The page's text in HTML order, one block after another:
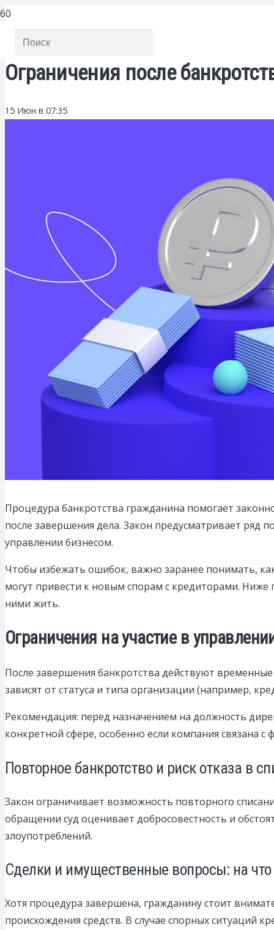
Ограничения после
15 Июн в 07:35
Процедура банкротства гражданина помогает
после завершения дела. Закон предусматривает ряд
управлении бизнесом.
Чтобы избежать ошибок, важно заранее понимать,
могут привести к новым спорам с кредиторами. Ниже
ними жить.
Ограничения на участие в
После завершения банкротства действуют
зависят от статуса и типа организации (например,
Рекомендация: перед назначением на должность
конкретной сфере, особенно если компания связана
Повторное банкротство и риск отказа в
Закон ограничивает возможность повторного
обращении суд оценивает добросовестность и
злоупотреблений.
Сделки и имущественные вопросы: на
Хотя процедура завершена, гражданину стоит
происхождения средств. В случае спорных ситуаций